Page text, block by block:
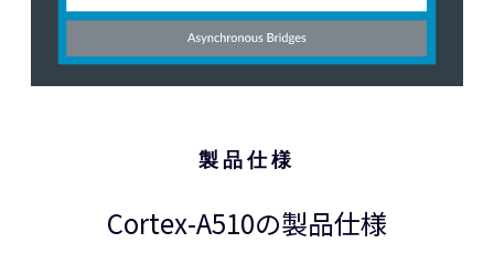
製品仕様
Cortex-A510の製品仕様